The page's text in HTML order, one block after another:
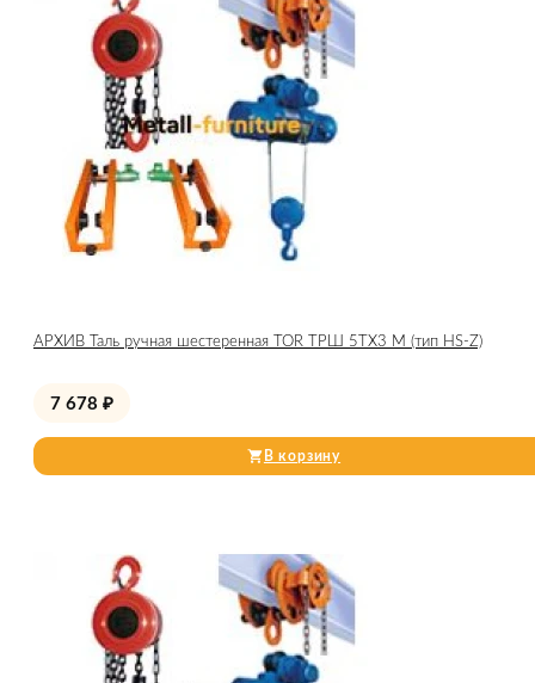
АРХИВ Таль ручная шестеренная TOR ТРШ 5ТХ3 М (тип HS-Z)
7 678 ₽
В корзину